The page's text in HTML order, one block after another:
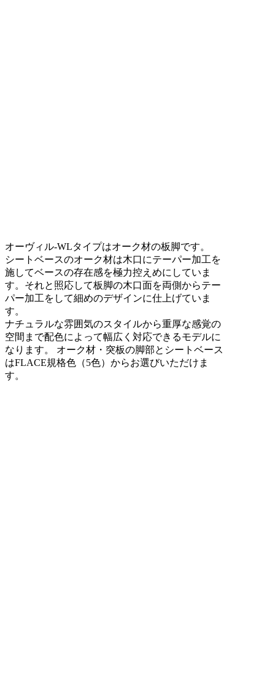
オーヴィル-WLタイプはオーク材の板脚です。
シートベースのオーク材は木口にテーパー加工を
施してベースの存在感を極力控えめにしていま
す。それと照応して板脚の木口面を両側からテー
パー加工をして細めのデザインに仕上げていま
す。
ナチュラルな雰囲気のスタイルから重厚な感覚の
空間まで配色によって幅広く対応できるモデルに
なります。 オーク材・突板の脚部とシートベース
はFLACE規格色（5色）からお選びいただけま
す。